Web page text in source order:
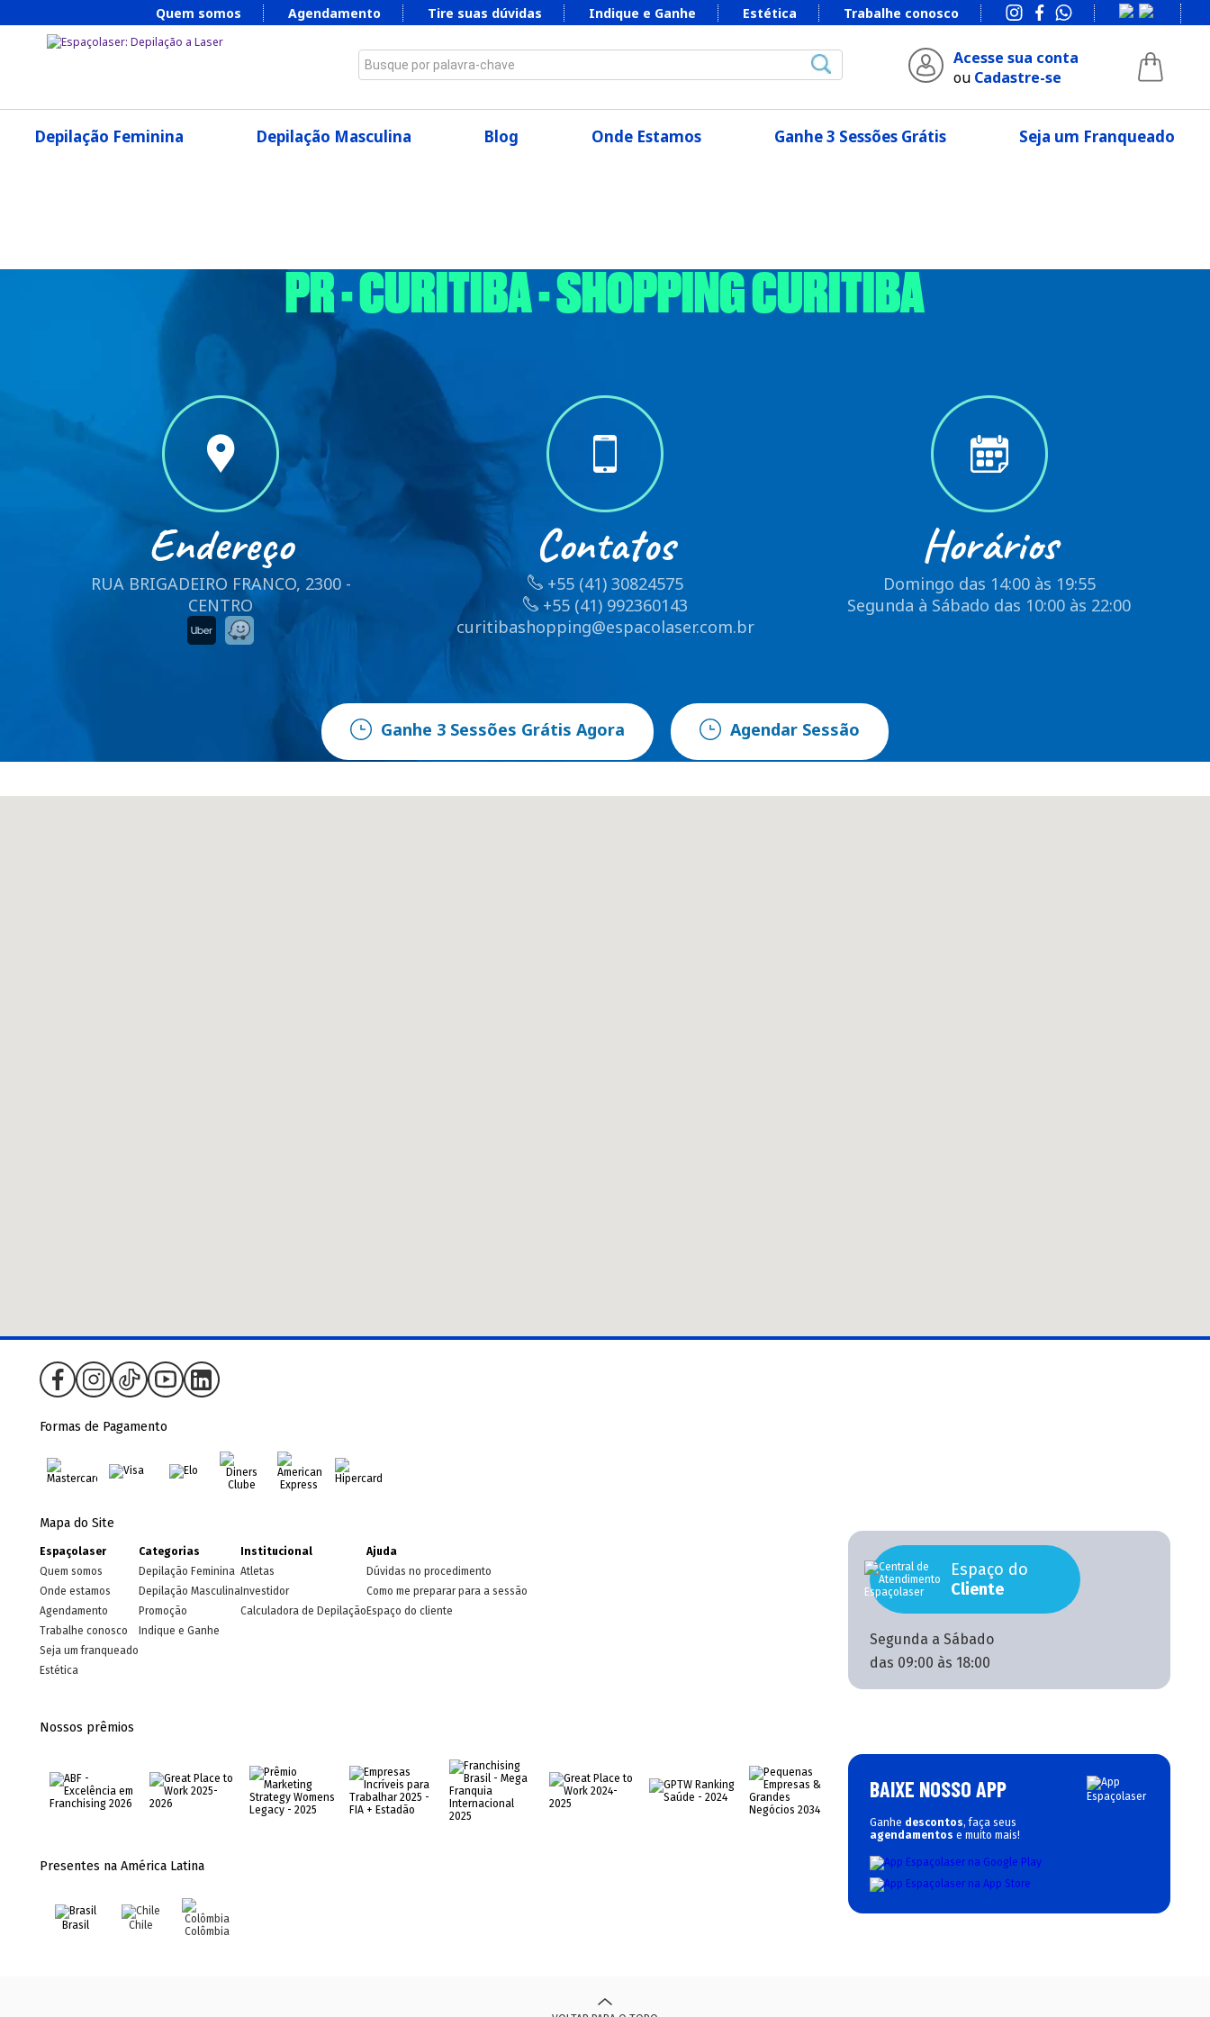
Quem somos Agendamento Tire suas dúvidas Indique e Ganhe Estética Trabalhe conosco
Busque por palavra-chave
Acesse sua conta
ou Cadastre-se
Depilação Feminina Depilação Masculina Blog Onde Estamos Ganhe 3 Sessões Grátis Seja um Franqueado
PR - CURITIBA - SHOPPING CURITIBA
Endereço
RUA BRIGADEIRO FRANCO, 2300 -
CENTRO
Contatos
+55 (41) 30824575
+55 (41) 992360143
curitibashopping@espacolaser.com.br
Horários
Domingo das 14:00 às 19:55
Segunda à Sábado das 10:00 às 22:00
Ganhe 3 Sessões Grátis Agora Agendar Sessão
Formas de Pagamento
Mapa do Site
Espaçolaser
Quem somos
Onde estamos
Agendamento
Trabalhe conosco
Seja um franqueado
Estética
Categorias
Depilação Feminina
Depilação Masculina
Promoção
Indique e Ganhe
Institucional
Atletas
Investidor
Calculadora de Depilação
Ajuda
Dúvidas no procedimento
Como me preparar para a sessão
Espaço do cliente
Espaço do
Cliente
Segunda a Sábado
das 09:00 às 18:00
Nossos prêmios
Presentes na América Latina
Brasil Chile Colômbia
BAIXE NOSSO APP
Ganhe descontos, faça seus
agendamentos e muito mais!